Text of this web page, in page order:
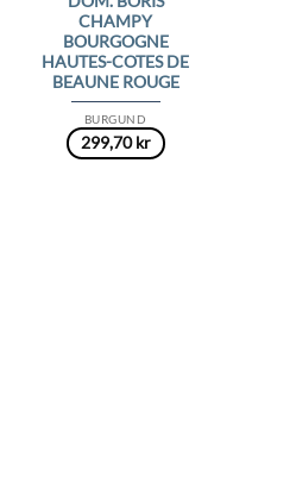
BURGUND
CHAMPY
BOURGOGNE
HAUTES-COTES DE
BEAUNE ROUGE
299,70kr